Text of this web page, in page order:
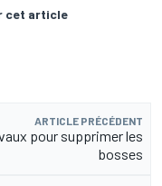
cet article
ARTICLE PRÉCÉDENT
pour supprimer les
bosses